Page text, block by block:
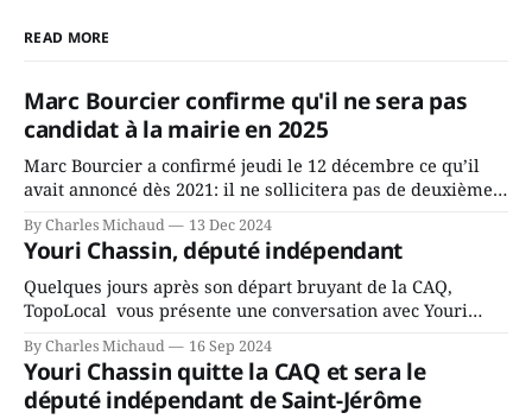
READ MORE
Marc Bourcier confirme qu'il ne sera pas
candidat à la mairie en 2025
Marc Bourcier a confirmé jeudi le 12 décembre ce qu’il
avait annoncé dès 2021: il ne sollicitera pas de deuxième
mandat à titre de maire de Saint-Jérôme. Bourcier en a
fait l’annonce en s’adressant aux employés de la ville,
rassemblés en soirée pour leur traditionnel souper
By Charles Michaud 13 Dec 2024
Youri Chassin, député indépendant
Quelques jours après son départ bruyant de la CAQ,
TopoLocal vous présente une conversation avec Youri
Chassin. Nous avons causé de sa décision. Y songeait-il
depuis longtemps? Sera-t-il candidat indépendant dans 2
ans? Joindrait-il un autre parti, par exemple les
conservateurs d’Éric Duhaime? Que lui
By Charles Michaud 16 Sep 2024
Youri Chassin quitte la CAQ et sera le
député indépendant de Saint-Jérôme